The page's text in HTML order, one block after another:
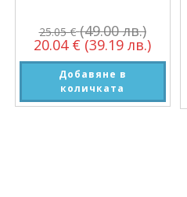
25.05€ (49.00 лв.)
20.04 € (39.19 лв.)
Добавяне в
количката